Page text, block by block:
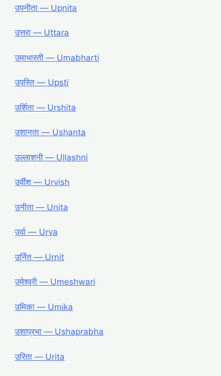
उपनीता ― Upnita
उत्तरा ― Uttara
उमाभारती ― Umabharti
उपस्ति ― Upsti
उर्शिता ― Urshita
उशानता ― Ushanta
उल्लाशनी ― Ullashni
उर्वीश ― Urvish
उनीता ― Unita
उर्वा ― Urva
उर्नित ― Urnit
उमेश्वरी ― Umeshwari
उमिका ― Umika
उशाप्रभा ― Ushaprabha
उरिता ― Urita